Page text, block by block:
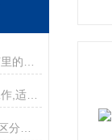
BUSCHJOST宝硕角座阀如何工作,适用哪些场景？